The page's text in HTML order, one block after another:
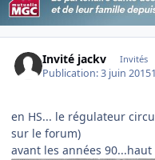
Invité jackv Invités
Publication:3 juin 2015
en HS... le régulateur
sur le forum)
avant les années